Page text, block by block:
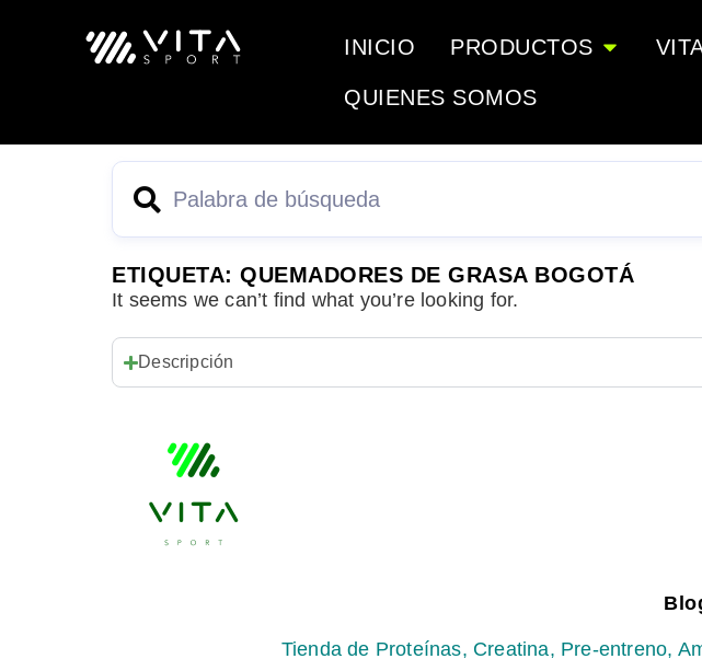
INICIO PRODUCTOS
QUIENES SOMOS
ETIQUETA: QUEMADORES DE GRASA BOGOTÁ
It seems we can’t find what you’re looking for.
Descripción
Tienda de Proteínas, Creatina, Pre-entreno,